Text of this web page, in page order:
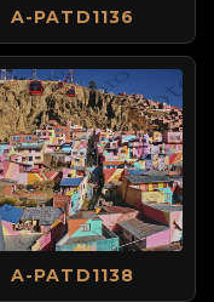
A-PATD1136
A-PATD1138